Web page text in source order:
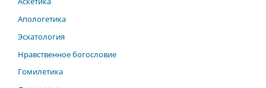
Апологетика
Эсхатология
Нравственное богословие
Гомилетика